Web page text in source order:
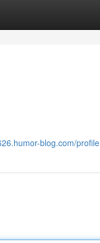
blog.com/profile